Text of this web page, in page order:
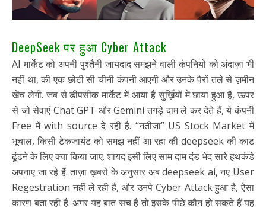
DeepSeek पर हुआ Cyber Attack
AI मार्केट को अपनी पुश्तैनी जायदाद समझने वाली कंपनियों को अंदाज़ा भी
नहीं था, की एक छोटी सी चीनी कंपनी आएगी और उनके पैरों तले से ज़मीन
खेंच लेगी. जब से डीपसीक मार्केट में आया है सुर्ख़ियों में छाया हुआ है, ऊपर
से जो सेवाएं Chat GPT और Gemini तगड़े दाम ले कर देते हैं, ये कंपनी
Free में with source दे रही है. “नतीजा” US Stock Market में
भूचाल, किसी टेकजायंट को समझ नहीं आ रहा की deepseek की काट
ढूंढने के लिए क्या किया जाए. शायद इसी लिए साम दाम दंड भेद सारे हथकंडे
अपनाए जा रहे हैं. ताज़ा ख़बरों के अनुसार अब deepseek ai, नए User
Regestration नहीं ले रही है, और उनपे Cyber Attack हुआ है, ऐसा
कारण बता रही है. अगर यह बात सच है तो इसके पीछे कौन हो सकते हैं यह